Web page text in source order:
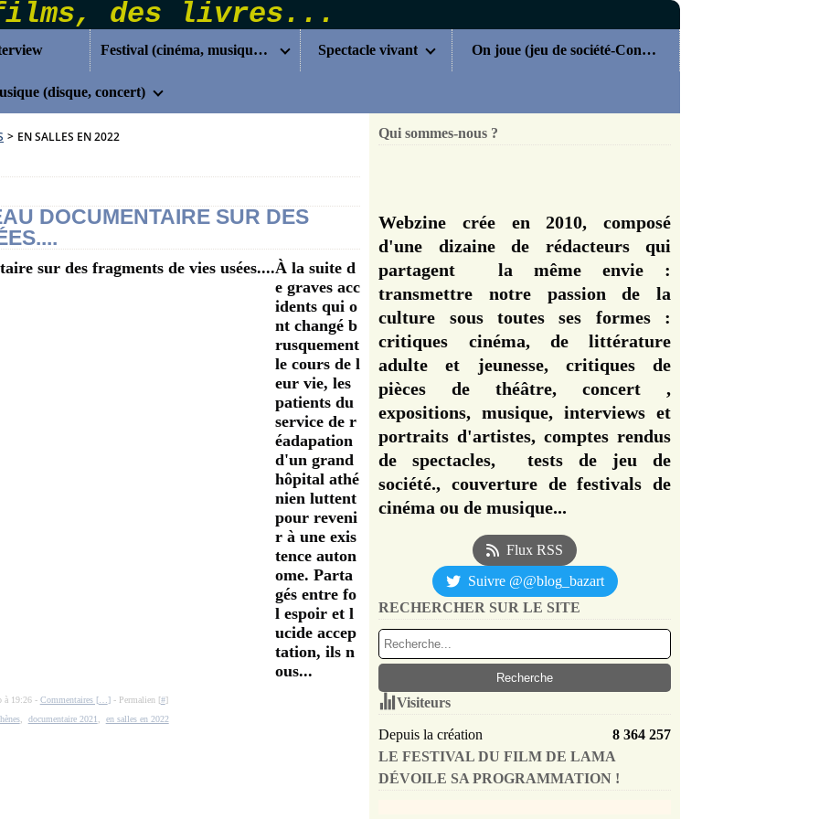
Festival (cinéma, musique...) Spectacle vivant On joue (jeu de société-Concours)
(disque, concert)
> EN SALLES EN 2022
DOCUMENTAIRE SUR DES
À la suite d
e graves acc
idents qui o
nt changé b
rusquement
le cours de l
eur vie, les
patients du
service de r
éadapation
d'un grand
hôpital athé
nien luttent
pour reveni
r à une exis
tence auton
ome. Parta
gés entre fo
l espoir et l
ucide accep
tation, ils n
ous...
à 19:26 - Commentaires [… ]- Permalien [#]
, documentaire 2021 en salles en 2022
Qui sommes-nous ?
Webzine crée en 2010, composé
d'une dizaine de rédacteurs qui
partagent la même envie :
transmettre notre passion de la
culture sous toutes ses formes :
critiques cinéma, de littérature
adulte et jeunesse, critiques de
pièces de théâtre, concert ,
expositions, musique, interviews et
portraits d'artistes, comptes rendus
de spectacles, tests de jeu de
société., couverture de festivals de
cinéma ou de musique...
Flux RSS
Suivre @@blog_bazart
RECHERCHER SUR LE SITE
Visiteurs
Depuis la création
8 364 257
LE FESTIVAL DU FILM DE LAMA
DÉVOILE SA PROGRAMMATION !